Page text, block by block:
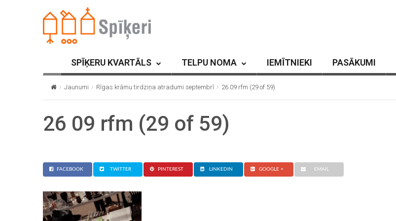
SPĪĶERU KVARTĀLS TELPU NOMA IEMĪTNIEKI PASĀKUMI
Jaunumi Rīgas krāmu tirdziņa atradumi septembrī 26 09 rfm (29 of 59)
26 09 rfm (29 of 59)
FACEBOOK TWITTER PINTEREST LINKEDIN GOOGLE + EMAIL